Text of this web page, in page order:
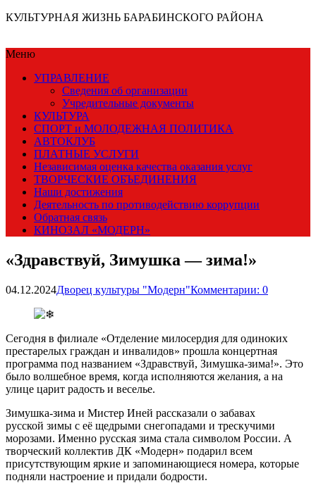
КУЛЬТУРНАЯ ЖИЗНЬ БАРАБИНСКОГО РАЙОНА
Меню
УПРАВЛЕНИЕ
Сведения об организации
Учредительные документы
КУЛЬТУРА
СПОРТ и МОЛОДЕЖНАЯ ПОЛИТИКА
АВТОКЛУБ
ПЛАТНЫЕ УСЛУГИ
Независимая оценка качества оказания услуг
ТВОРЧЕСКИЕ ОБЪЕДИНЕНИЯ
Наши достижения
Деятельность по противодействию коррупции
Обратная связь
КИНОЗАЛ «МОДЕРН»
«Здравствуй, Зимушка — зима!»
04.12.2024Дворец культуры "Модерн"Комментарии: 0
Сегодня в филиале «Отделение милосердия для одиноких
престарелых граждан и инвалидов» прошла концертная
программа под названием «Здравствуй, Зимушка-зима!». Это
было волшебное время, когда исполняются желания, а на
улице царит радость и веселье.
Зимушка-зима и Мистер Иней рассказали о забавах
русской зимы с её щедрыми снегопадами и трескучими
морозами. Именно русская зима стала символом России. А
творческий коллектив ДК «Модерн» подарил всем
присутствующим яркие и запоминающиеся номера, которые
подняли настроение и придали бодрости.